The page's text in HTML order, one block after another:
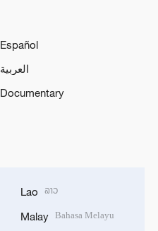
Español
العربية
Documentary
Lao ລາວ
Malay Bahasa Melayu